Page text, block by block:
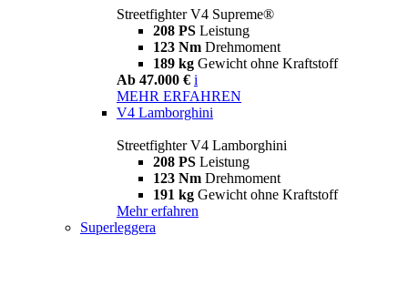
Streetfighter V4 Supreme®
208 PS Leistung
123 Nm Drehmoment
189 kg Gewicht ohne Kraftstoff
Ab 47.000 € i
MEHR ERFAHREN
V4 Lamborghini
Streetfighter V4 Lamborghini
208 PS Leistung
123 Nm Drehmoment
191 kg Gewicht ohne Kraftstoff
Mehr erfahren
Superleggera